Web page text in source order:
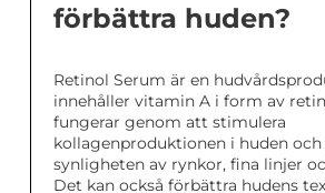
förbättra huden?
Retinol Serum är en
innehåller vitamin A i form av
fungerar genom att stimulera
kollagenproduktionen i huden och
synligheten av rynkor, fina linjer
Det kan också förbättra hudens